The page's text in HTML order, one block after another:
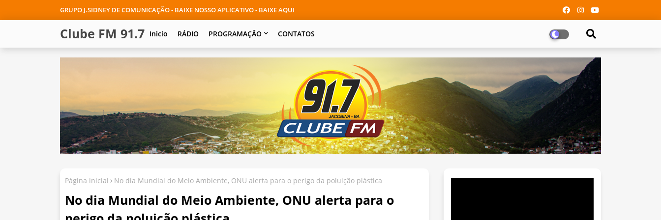
GRUPO J.SIDNEY DE COMUNICAÇÃO - BAIXE NOSSO APLICATIVO - BAIXE AQUI
Clube FM 91.7 Inicio RÁDIO PROGRAMAÇÃO CONTATOS
Página inicial No dia Mundial do Meio Ambiente, ONU alerta para o perigo da poluição plástica
No dia Mundial do Meio Ambiente, ONU alerta para o